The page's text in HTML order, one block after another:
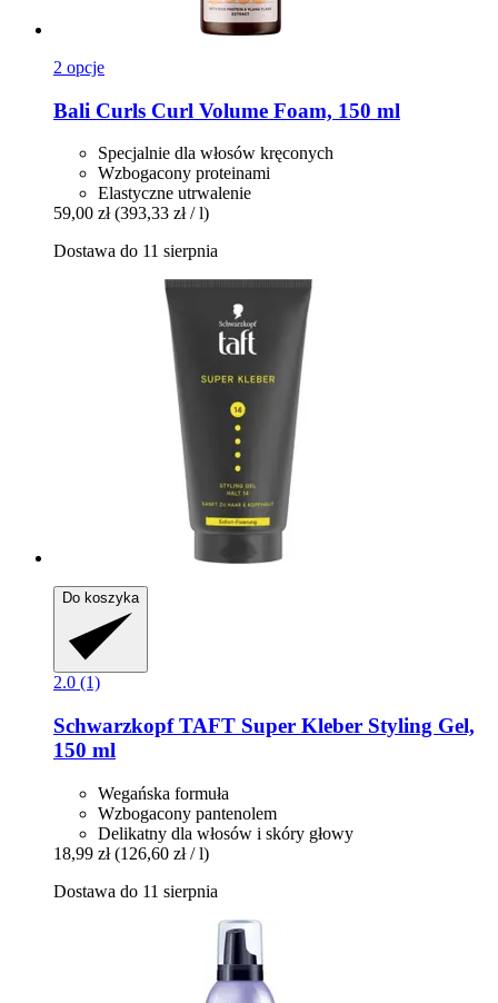
2 opcje
Bali Curls Curl Volume Foam, 150 ml
Specjalnie dla włosów kręconych
Wzbogacony proteinami
Elastyczne utrwalenie
59,00 zł (393,33 zł / l)
Dostawa do 11 sierpnia
Do koszyka
2.0 (1)
SchwarzkopfTAFT Super Kleber Styling Gel,
150 ml
Wegańska formuła
Wzbogacony pantenolem
Delikatny dla włosów i skóry głowy
18,99 zł (126,60 zł / l)
Dostawa do 11 sierpnia